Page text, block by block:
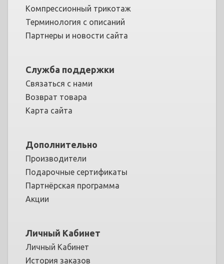
Компрессионный трикотаж
Терминология с описаний
Партнеры и новости сайта
Служба поддержки
Связаться с нами
Возврат товара
Карта сайта
Дополнительно
Производители
Подарочные сертификаты
Партнёрская программа
Акции
Личный Кабинет
Личный Кабинет
История заказов